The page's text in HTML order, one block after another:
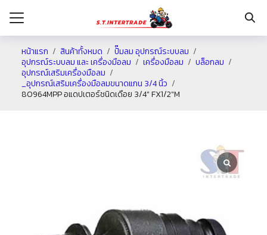
หน้าแรก สินค้าทั้งหมด
ปั๊มลม อุปกรณ์ระบบลม
อุปกรณ์ระบบลม และ เครื่องมือลม
เครื่องมือลม
บล็อกลม
อุปกรณ์เสริมเครื่องมือลม
_อุปกรณ์เสริมเครื่องมือลมขนาดแกน 3/4 นิ้ว
80964MPP อแดปเตอร์ชนิดเดือย 3/4″ FX1/2″M